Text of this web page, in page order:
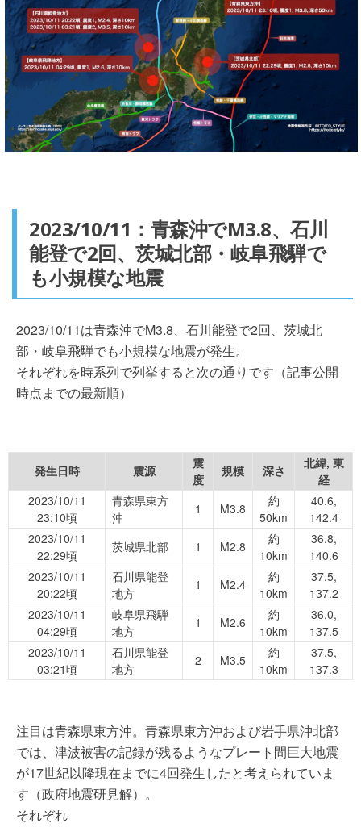
2023/10/11：青森沖でM3.8、石川
能登で2回、茨城北部・岐阜飛騨で
も小規模な地震
2023/10/11は青森沖でM3.8、石川能登で2回、茨城北
部・岐阜飛騨でも小規模な地震が発生。
それぞれを時系列で列挙すると次の通りです（記事公開
時点までの最新順）
発生日時 震源
震
度
規模 深さ
北緯, 東
経
2023/10/11
23:10頃
青森県東方
沖
1 M3.8
約
50km
40.6,
142.4
2023/10/11
22:29頃
茨城県北部 1 M2.8
約
10km
36.8,
140.6
2023/10/11
20:22頃
石川県能登
地方
1 M2.4
約
10km
37.5,
137.2
2023/10/11
04:29頃
岐阜県飛騨
地方
1 M2.6
約
10km
36.0,
137.5
2023/10/11
03:21頃
石川県能登
地方
2 M3.5
約
10km
37.5,
137.3
注目は青森県東方沖。青森県東方沖および岩手県沖北部
では、津波被害の記録が残るようなプレート間巨大地震
が17世紀以降現在までに4回発生したと考えられていま
す（政府地震研見解）。
それぞれ